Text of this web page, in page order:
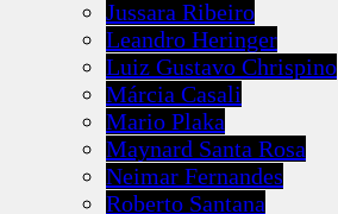
Jussara Ribeiro
Leandro Heringer
Luiz Gustavo Chrispino
Márcia Casali
Mario Plaka
Maynard Santa Rosa
Neimar Fernandes
Roberto Santana